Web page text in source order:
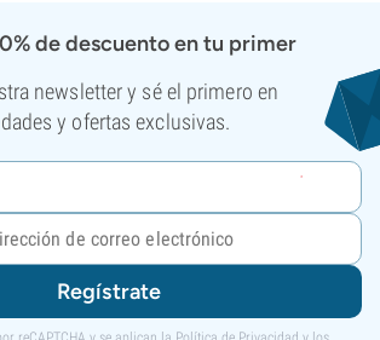
de descuento en tu primer
newsletter y sé el primero en
y ofertas exclusivas.
Regístrate